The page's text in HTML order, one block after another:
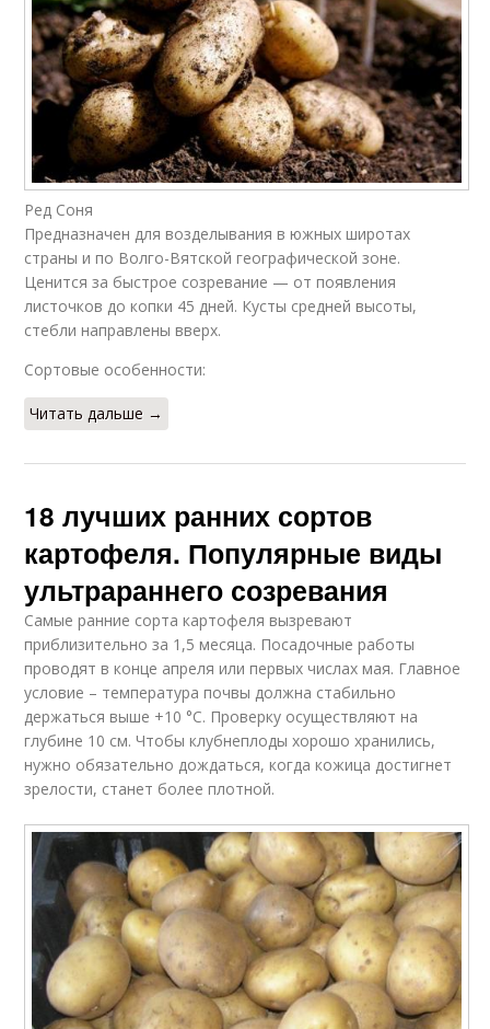
Ред Соня
Предназначен для возделывания в южных широтах
страны и по Волго-Вятской географической зоне.
Ценится за быстрое созревание — от появления
листочков до копки 45 дней. Кусты средней высоты,
стебли направлены вверх.
Сортовые особенности:
Читать дальше →
18 лучших ранних сортов
картофеля. Популярные виды
ультрараннего созревания
Самые ранние сорта картофеля вызревают
приблизительно за 1,5 месяца. Посадочные работы
проводят в конце апреля или первых числах мая. Главное
условие – температура почвы должна стабильно
держаться выше +10 °C. Проверку осуществляют на
глубине 10 см. Чтобы клубнеплоды хорошо хранились,
нужно обязательно дождаться, когда кожица достигнет
зрелости, станет более плотной.